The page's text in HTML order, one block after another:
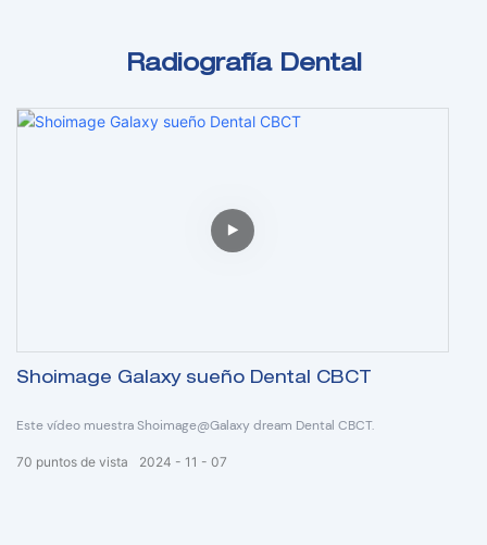
Radiografía Dental
Shoimage Galaxy sueño Dental CBCT
Este vídeo muestra Shoimage@Galaxy dream Dental CBCT.
2024 11 07
70 puntos de vista